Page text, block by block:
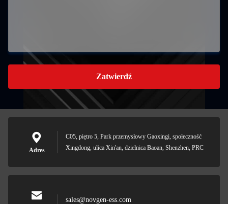
Zatwierdź
Adres
C05, piętro 5, Park przemysłowy Gaoxingi, społeczność
Xingdong, ulica Xin'an, dzielnica Baoan, Shenzhen, PRC
sales@novgen-ess.com